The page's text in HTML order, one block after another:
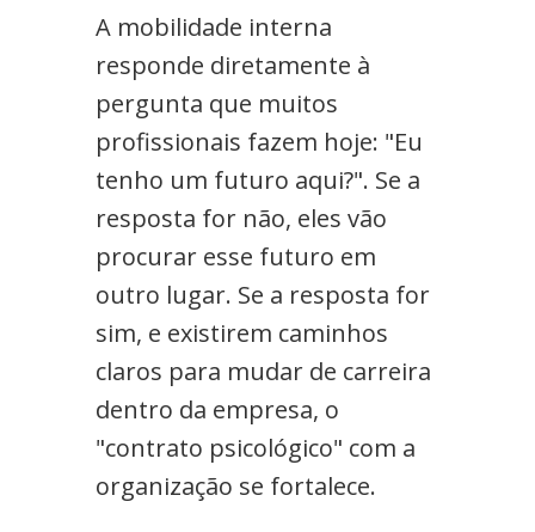
A mobilidade interna
responde diretamente à
pergunta que muitos
profissionais fazem hoje: "Eu
tenho um futuro aqui?". Se a
resposta for não, eles vão
procurar esse futuro em
outro lugar. Se a resposta for
sim, e existirem caminhos
claros para mudar de carreira
dentro da empresa, o
"contrato psicológico" com a
organização se fortalece.